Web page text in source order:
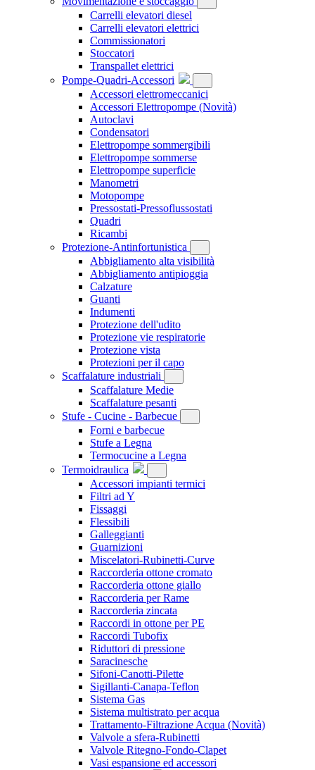
Carrelli elevatori diesel
Carrelli elevatori elettrici
Commissionatori
Stoccatori
Transpallet elettrici
Pompe-Quadri-Accessori
Accessori elettromeccanici
Accessori Elettropompe (Novità)
Autoclavi
Condensatori
Elettropompe sommergibili
Elettropompe sommerse
Elettropompe superficie
Manometri
Motopompe
Pressostati-Pressoflussostati
Quadri
Ricambi
Protezione-Antinfortunistica
Abbigliamento alta visibilità
Abbigliamento antipioggia
Calzature
Guanti
Indumenti
Protezione dell'udito
Protezione vie respiratorie
Protezione vista
Protezioni per il capo
Scaffalature industriali
Scaffalature Medie
Scaffalature pesanti
Stufe - Cucine - Barbecue
Forni e barbecue
Stufe a Legna
Termocucine a Legna
Termoidraulica
Accessori impianti termici
Filtri ad Y
Fissaggi
Flessibili
Galleggianti
Guarnizioni
Miscelatori-Rubinetti-Curve
Raccorderia ottone cromato
Raccorderia ottone giallo
Raccorderia per Rame
Raccorderia zincata
Raccordi in ottone per PE
Raccordi Tubofix
Riduttori di pressione
Saracinesche
Sifoni-Canotti-Pilette
Sigillanti-Canapa-Teflon
Sistema Gas
Sistema multistrato per acqua
Trattamento-Filtrazione Acqua (Novità)
Valvole a sfera-Rubinetti
Valvole Ritegno-Fondo-Clapet
Vasi espansione ed accessori